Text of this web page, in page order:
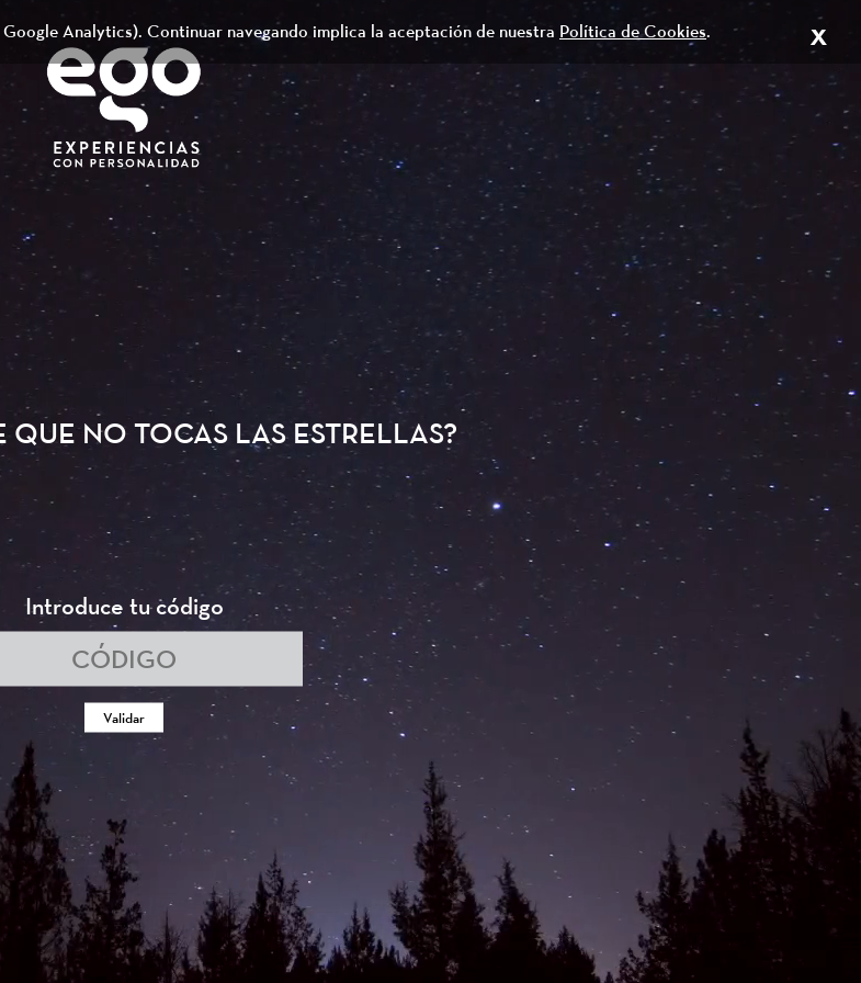
x
Analytics). Continuar navegando implica la aceptación de nuestra Política de Cookies.
NO TOCAS LAS ESTRELLAS?
Introduce tu código